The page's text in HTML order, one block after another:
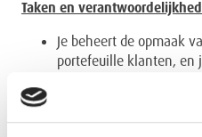
Taken en
Je beheert de opmaak
portefeuille klanten, en
Je bent
rentabiliteit van de